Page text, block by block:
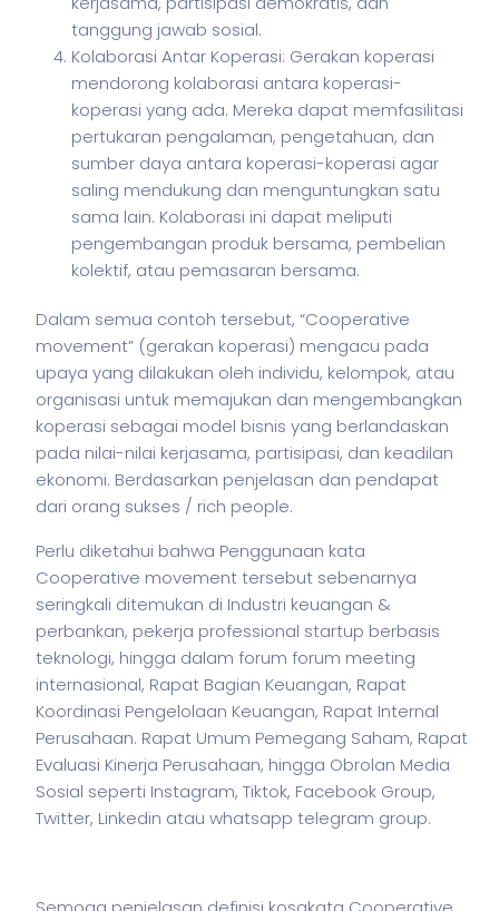
tanggung jawab sosial.
Kolaborasi Antar Koperasi: Gerakan koperasi
mendorong kolaborasi antara koperasi-
koperasi yang ada. Mereka dapat memfasilitasi
pertukaran pengalaman, pengetahuan, dan
sumber daya antara koperasi-koperasi agar
saling mendukung dan menguntungkan satu
sama lain. Kolaborasi ini dapat meliputi
pengembangan produk bersama, pembelian
kolektif, atau pemasaran bersama.
Dalam semua contoh tersebut, “Cooperative
movement” (gerakan koperasi) mengacu pada
upaya yang dilakukan oleh individu, kelompok, atau
organisasi untuk memajukan dan mengembangkan
koperasi sebagai model bisnis yang berlandaskan
pada nilai-nilai kerjasama, partisipasi, dan keadilan
ekonomi. Berdasarkan penjelasan dan pendapat
dari orang sukses / rich people.
Perlu diketahui bahwa Penggunaan kata
Cooperative movement tersebut sebenarnya
seringkali ditemukan di Industri keuangan &
perbankan, pekerja professional startup berbasis
teknologi, hingga dalam forum forum meeting
internasional, Rapat Bagian Keuangan, Rapat
Koordinasi Pengelolaan Keuangan, Rapat Internal
Perusahaan. Rapat Umum Pemegang Saham, Rapat
Evaluasi Kinerja Perusahaan, hingga Obrolan Media
Sosial seperti Instagram, Tiktok, Facebook Group,
Twitter, Linkedin atau whatsapp telegram group.